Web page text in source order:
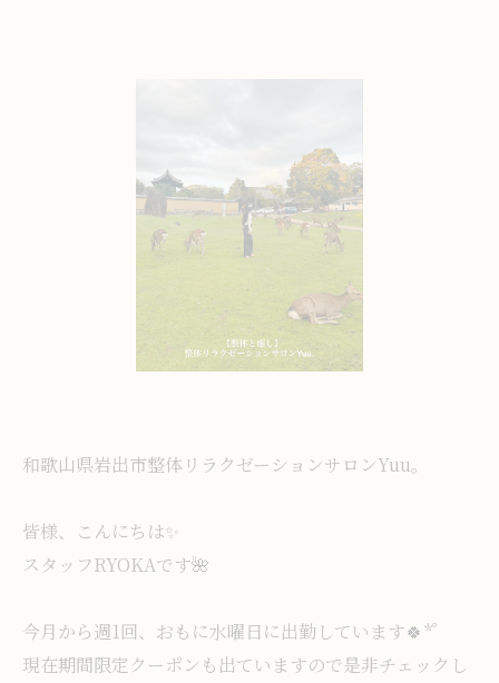
和歌山県岩出市整体リラクゼーションサロンYuu。
皆様、こんにちは✨️
スタッフRYOKAです🌺
今月から週1回、おもに水曜日に出勤しています🍀* ゚
現在期間限定クーポンも出ていますので是非チェックし